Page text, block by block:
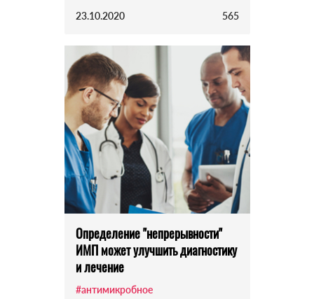
23.10.2020 565
Определение "непрерывности"
ИМП может улучшить диагностику
и лечение
#антимикробное